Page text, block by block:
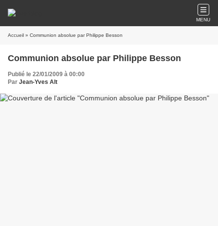
MENU
Accueil » Communion absolue par Philippe Besson
Communion absolue par Philippe Besson
Publié le 22/01/2009 à 00:00
Par Jean-Yves Alt